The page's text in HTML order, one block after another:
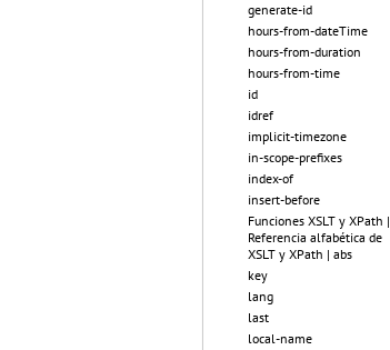
generate-id
hours-from-dateTime
hours-from-duration
hours-from-time
id
idref
implicit-timezone
in-scope-prefixes
index-of
insert-before
Funciones XSLT y XPath |
Referencia alfabética de
XSLT y XPath | abs
key
lang
last
local-name